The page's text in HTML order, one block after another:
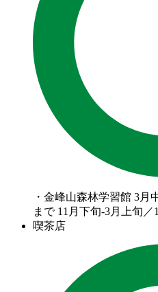
・金峰山森林学習館 3月
まで 11月下旬-3月上旬
喫茶店